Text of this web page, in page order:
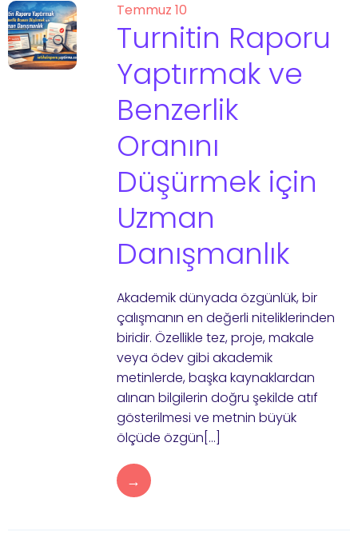
Temmuz 10
Turnitin Raporu
Yaptırmak ve
Benzerlik
Oranını
Düşürmek için
Uzman
Danışmanlık
Akademik dünyada özgünlük, bir
çalışmanın en değerli niteliklerinden
biridir. Özellikle tez, proje, makale
veya ödev gibi akademik
metinlerde, başka kaynaklardan
alınan bilgilerin doğru şekilde atıf
gösterilmesi ve metnin büyük
ölçüde özgün[…]
→